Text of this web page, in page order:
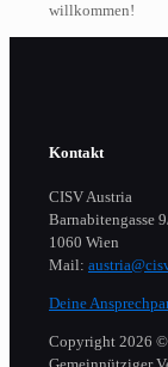
willkommen!
Kontakt
CISV Austria
Barnabitengasse
1060 Wien
Mail:
Deine
Copyright 2026